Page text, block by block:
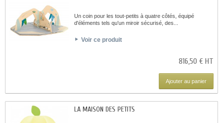
Un coin pour les tout-petits à quatre côtés, équipé
d'éléments tels qu'un miroir sécurisé, des...
Voir ce produit
816,50 € HT
Ajouter au panier
LA MAISON DES PETITS